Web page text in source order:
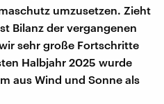
umzusetzen. Zieht
Bilanz der vergangenen
sehr große Fortschritte
Halbjahr 2025 wurde
aus Wind und Sonne als